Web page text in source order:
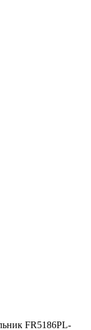
FR5186PL-